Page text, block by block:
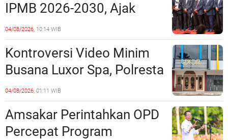
Tempat?
IPMB 2026-2030, Ajak
Perkuat Kerukunan dan
Sinergi dengan Pemko
Batam
04/08/2026, 10:14 WIB
Kontroversi Video Minim
Busana Luxor Spa, Polresta
Barelang Usut Tuntas
Unsur Pelanggaran Hukum
04/08/2026, 01:11 WIB
Amsakar Perintahkan OPD
Percepat Program